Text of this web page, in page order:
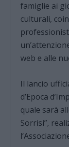
famiglie ai
culturali,
web e alle
Il lancio
d’Epoca
quale sarà
Sorrisi”,